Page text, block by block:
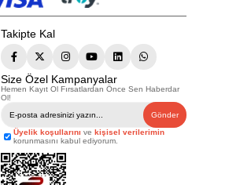
Takipte Kal
Size Özel Kampanyalar
Hemen Kayıt Ol Fırsatlardan Önce Sen Haberdar
Ol!
Gönder
Üyelik koşullarını ve kişisel verilerimin
korunmasını kabul ediyorum.